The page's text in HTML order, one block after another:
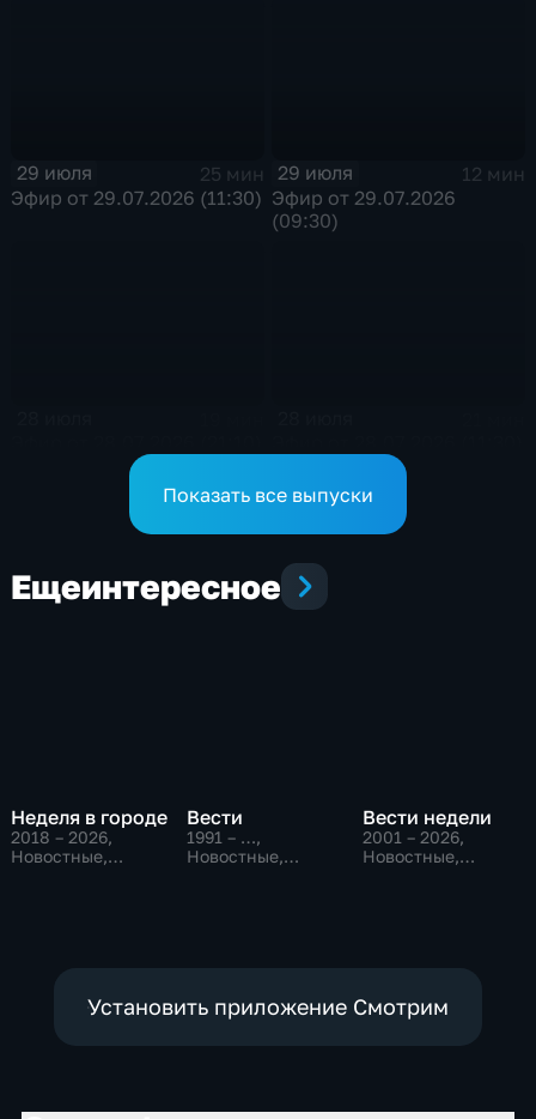
29 июля
25 мин
Эфир от 29.07.2026 (11:30)
29 июля
12 мин
Эфир от 29.07.2026
(09:30)
Показать все выпуски
Ещеинтересное
Неделя в городе
2018 – 2026,
Новостные,
Вести
1991 – …,
Новостные,
Вести недели
2001 – 2026,
Новостные,
Установить приложение Смотрим